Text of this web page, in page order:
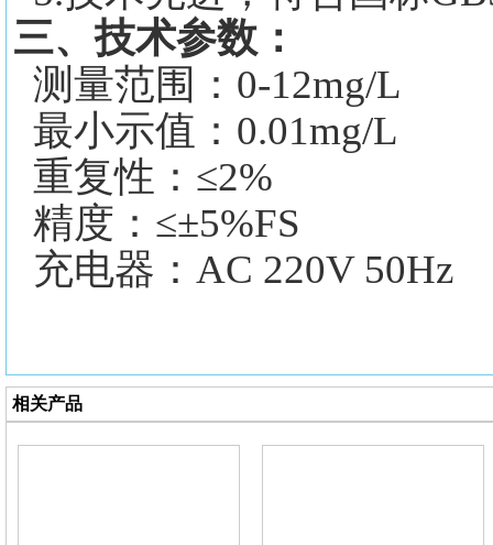
三、技术参数：
测量范围： 0-12mg/L
最小示值： 0.01mg/L
重复性： ≤2%
精度： ≤±5%FS
充电器： AC 220V 50Hz
相关产品